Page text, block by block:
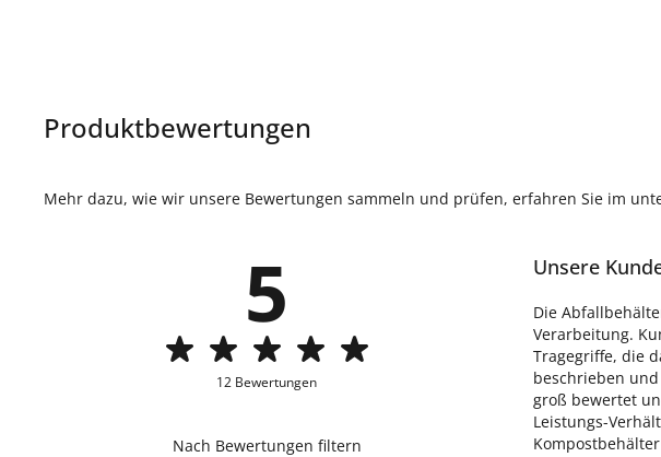
Produktbewertungen
Mehr dazu, wie wir unsere Bewertungen sammeln und prüfen, erfahren Sie im
5
12 Bewertungen
Nach Bewertungen filtern
Unsere
Die
Verarbeitung.
Tragegriffe, die
beschrieben
groß bewertet
Leistungs-